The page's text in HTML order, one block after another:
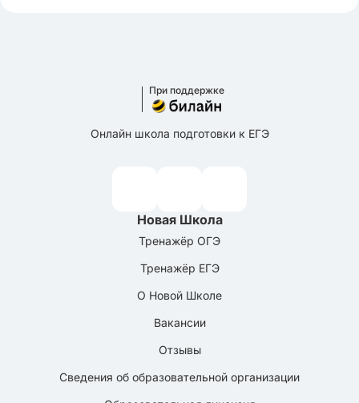
При поддержке
Онлайн школа подготовки к ЕГЭ
Новая Школа
Тренажёр ОГЭ
Тренажёр ЕГЭ
О Новой Школе
Вакансии
Отзывы
Сведения об образовательной организации